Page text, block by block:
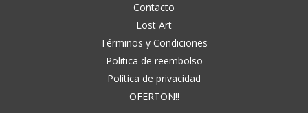
Contacto
Lost Art
Términos y Condiciones
Politica de reembolso
Política de privacidad
OFERTON!!